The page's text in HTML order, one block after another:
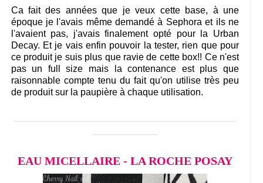
Ca fait des années que je veux cette base, à une
époque je l'avais même demandé à Sephora et ils ne
l'avaient pas, j'avais finalement opté pour la Urban
Decay. Et je vais enfin pouvoir la tester, rien que pour
ce produit je suis plus que ravie de cette box!! Ce n'est
pas un full size mais la contenance est plus que
raisonnable compte tenu du fait qu'on utilise très peu
de produit sur la paupière à chaque utilisation.
EAU MICELLAIRE - LA ROCHE POSAY